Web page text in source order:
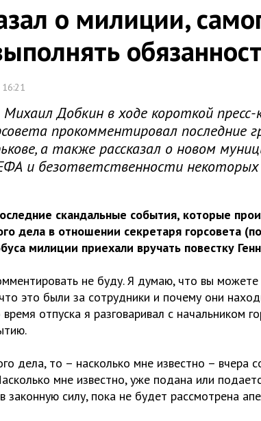
о милиции,
Михаил Добкин в ходе короткой
прокомментировал последние
а также рассказал о новом
и безответственности некоторых
скандальные события, которые
дела в отношении секретаря горсовета
милиции приехали вручать повестку
не буду. Я думаю, что вы можете
это были за сотрудники и почему они
отпуска я разговаривал с начальником
дела, то – насколько мне известно – вчера
мне известно, уже подана или
законную силу, пока не будет рассмотрена